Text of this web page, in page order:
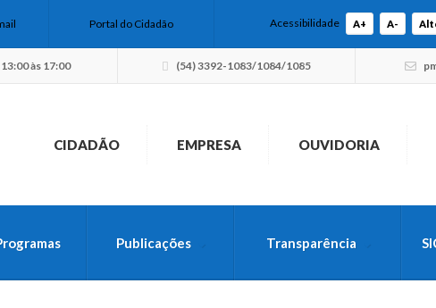
Portal do Cidadão Acessibilidade A+ A-
às 17:00 (54) 3392-1083/1084/1085
CIDADÃO EMPRESA OUVIDORIA
Publicações Transparência